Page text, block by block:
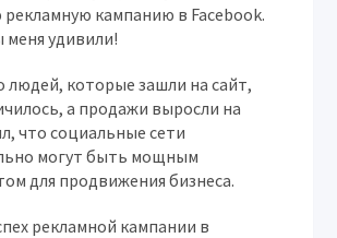
кампанию в Facebook.
меня удивили!
людей, которые зашли на сайт,
а продажи выросли на
что социальные сети
могут быть мощным
для продвижения бизнеса.
рекламной кампании в